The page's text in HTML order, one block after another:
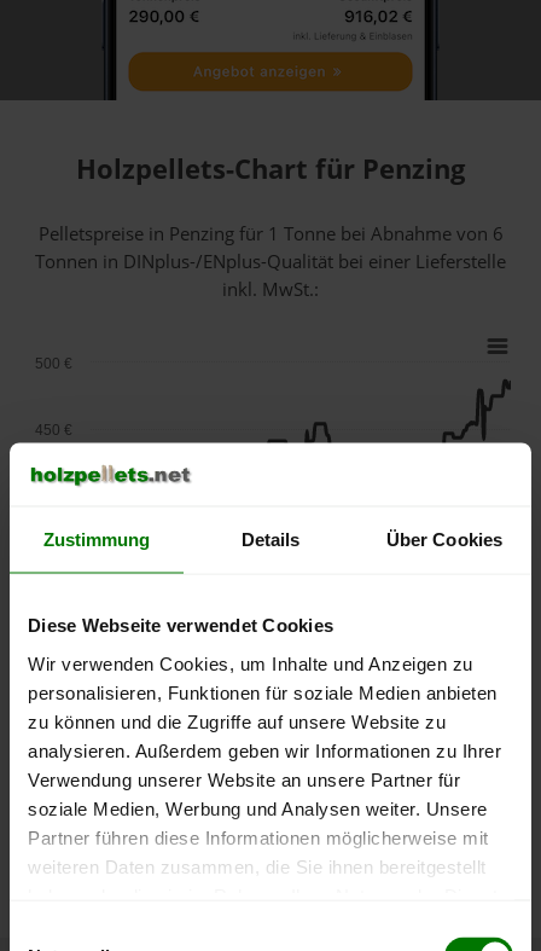
Zustimmung Details Über Cookies
Diese Webseite verwendet Cookies
Wir verwenden Cookies, um Inhalte und Anzeigen zu
personalisieren, Funktionen für soziale Medien anbieten
zu können und die Zugriffe auf unsere Website zu
analysieren. Außerdem geben wir Informationen zu Ihrer
Verwendung unserer Website an unsere Partner für
soziale Medien, Werbung und Analysen weiter. Unsere
Partner führen diese Informationen möglicherweise mit
weiteren Daten zusammen, die Sie ihnen bereitgestellt
Holzpellets-Chart für Penzing
Pelletspreise in Penzing für 1 Tonne bei Abnahmevon 6
Tonnen in DINplus-/ENplus-Qualität bei einer Lieferstelle
inkl. MwSt.:
lose Ware
September
2025
Januar
2026
Mai
2026
250 €
300 €
450 €
500 €
Die aktuelle Preisentwicklung für Holzpellets in Deutschland
können Sie jederzeit auf unsererPelletspreise-Seite
nachvollziehen.